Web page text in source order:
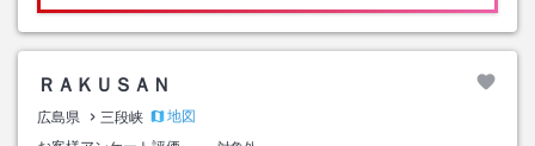
ＲＡＫＵＳＡＮ
広島県 三段峡
地図